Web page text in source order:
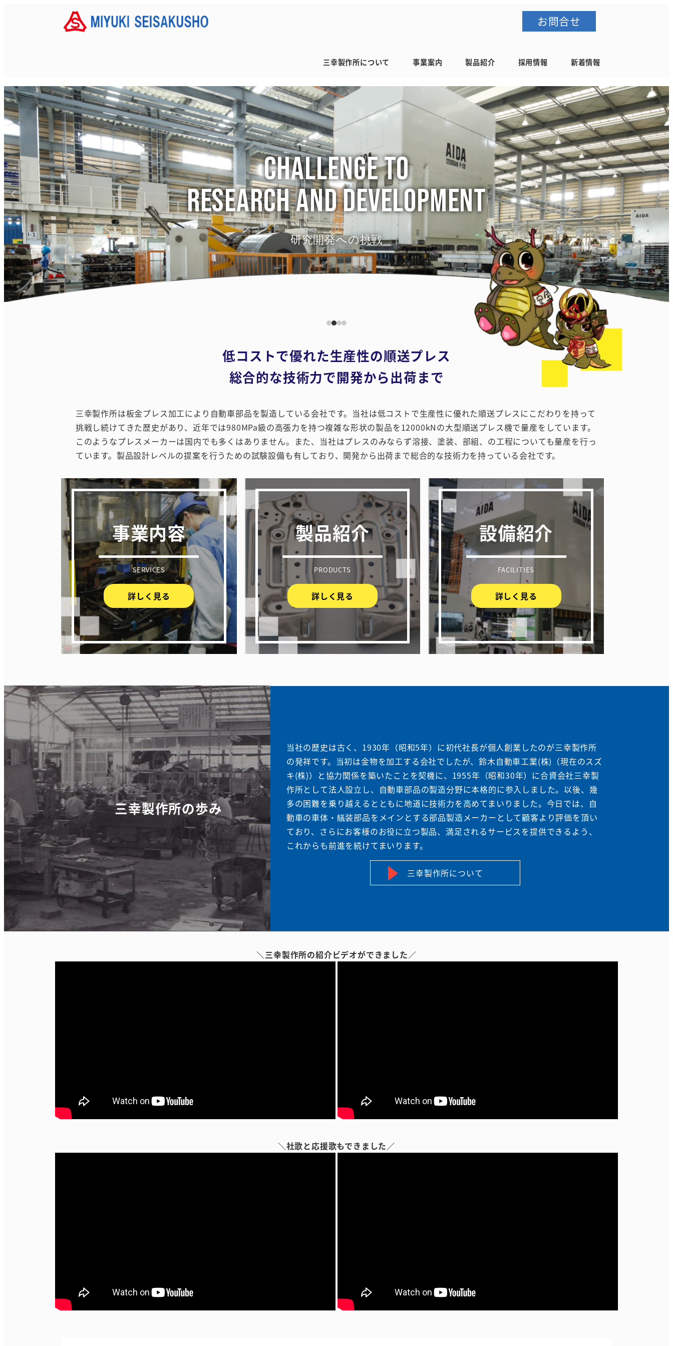
ン
ツ
へ
移
動
お問合せ
三幸製作所について 事業案内 製品紹介 採用情報 新着情報
Challenge to
Research and Development
研究開発への挑戦
低コストで優れた生産性の順送プレス
総合的な技術力で開発から出荷まで
三幸製作所は板金プレス加工により自動車部品を製造している会社です。当社は低コストで生産性に優れた順送プレスにこだわりを持って
挑戦し続けてきた歴史があり、近年では980MPa級の高張力を持つ複雑な形状の製品を12000kNの大型順送プレス機で量産をしています。
このようなプレスメーカーは国内でも多くはありません。また、当社はプレスのみならず溶接、塗装、部組、の工程についても量産を行っ
ています。製品設計レベルの提案を行うための試験設備も有しており、開発から出荷まで総合的な技術力を持っている会社です。
事業内容
SERVICES
詳しく見る
製品紹介
PRODUCTS
詳しく見る
設備紹介
FACILITIES
詳しく見る
三幸製作所の歩み
当社の歴史は古く、1930年（昭和5年）に初代社長が個人創業したのが三幸製作所
の発祥です。当初は金物を加工する会社でしたが、鈴木自動車工業(株)（現在のスズ
キ(株)）と協力関係を築いたことを契機に、1955年（昭和30年）に合資会社三幸製
作所として法人設立し、自動車部品の製造分野に本格的に参入しました。以後、幾
多の困難を乗り越えるとともに地道に技術力を高めてまいりました。今日では、自
動車の車体・艤装部品をメインとする部品製造メーカーとして顧客より評価を頂い
ており、さらにお客様のお役に立つ製品、満足されるサービスを提供できるよう、
これからも前進を続けてまいります。
三幸製作所について
＼三幸製作所の紹介ビデオができました／
＼社歌と応援歌もできました／